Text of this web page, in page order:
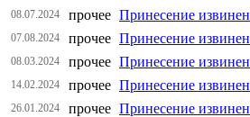
08.07.2024 прочее Принесение
07.08.2024 прочее Принесение
08.03.2024 прочее Принесение
14.02.2024 прочее Принесение
26.01.2024 прочее Принесение